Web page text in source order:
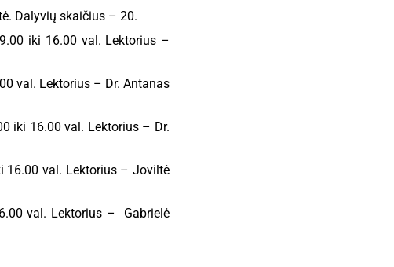
Dalyvių skaičius – 20.
iki 16.00 val. Lektorius –
val. Lektorius – Dr. Antanas
iki 16.00 val. Lektorius – Dr.
16.00 val. Lektorius – Joviltė
val. Lektorius – Gabrielė